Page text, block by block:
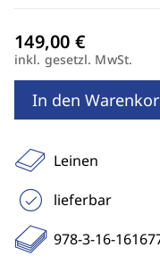
inkl. gesetzl. MwSt.
In den
Leinen
lieferbar
978-3-16-